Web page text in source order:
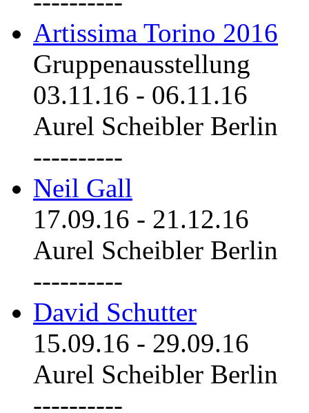
Artissima Torino 2016
Gruppenausstellung
03.11.16 - 06.11.16
Aurel Scheibler Berlin
----------
Neil Gall
17.09.16 - 21.12.16
Aurel Scheibler Berlin
----------
David Schutter
15.09.16 - 29.09.16
Aurel Scheibler Berlin
----------